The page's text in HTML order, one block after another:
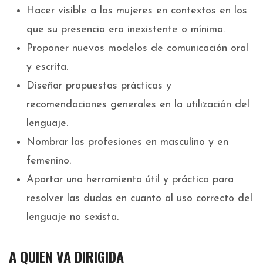
Hacer visible a las mujeres en contextos en los
que su presencia era inexistente o mínima.
Proponer nuevos modelos de comunicación oral
y escrita.
Diseñar propuestas prácticas y
recomendaciones generales en la utilización del
lenguaje.
Nombrar las profesiones en masculino y en
femenino.
Aportar una herramienta útil y práctica para
resolver las dudas en cuanto al uso correcto del
lenguaje no sexista.
A QUIEN VA DIRIGIDA